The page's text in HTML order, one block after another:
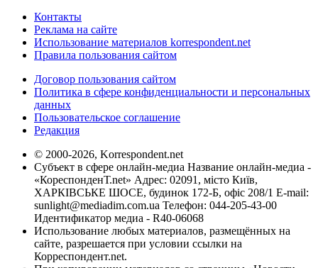
Контакты
Реклама на сайте
Использование материалов korrespondent.net
Правила пользования сайтом
Договор пользования сайтом
Политика в сфере конфиденциальности и персональных
данных
Пользовательское соглашение
Редакция
© 2000-2026, Korrespondent.net
Субъект в сфере онлайн-медиа Название онлайн-медиа -
«КореспонденТ.net» Адрес: 02091, місто Київ,
ХАРКІВСЬКЕ ШОСЕ, будинок 172-Б, офіс 208/1 E-mail:
sunlight@mediadim.com.ua Телефон: 044-205-43-00
Идентификатор медиа - R40-06068
Использование любых материалов, размещённых на
сайте, разрешается при условии ссылки на
Корреспондент.net.